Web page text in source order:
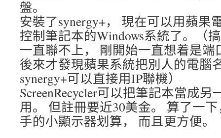
盤。
安裝了synergy+， 現在可以用蘋果
控制筆記本的Windows系統了。（
一直聯不上， 剛開始一直想着是端
後來才發現蘋果系統把別人的電腦
synergy+可以直接用IP聯機）
ScreenRecycler可以把筆記本當成
用。 但註冊要近30美金。 算了一
手的小顯示器划算， 而且更方便。